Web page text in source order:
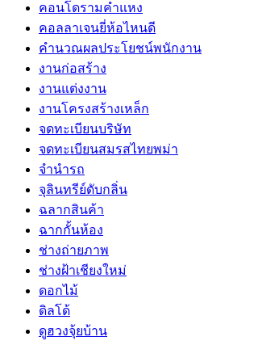
คอนโดรามคำแหง
คอลลาเจนยี่ห้อไหนดี
คำนวณผลประโยชน์พนักงาน
งานก่อสร้าง
งานแต่งงาน
งานโครงสร้างเหล็ก
จดทะเบียนบริษัท
จดทะเบียนสมรสไทยพม่า
จำนำรถ
จุลินทรีย์ดับกลิ่น
ฉลากสินค้า
ฉากกั้นห้อง
ช่างถ่ายภาพ
ช่างฝ้าเชียงใหม่
ดอกไม้
ดิลโด้
ดูฮวงจุ้ยบ้าน